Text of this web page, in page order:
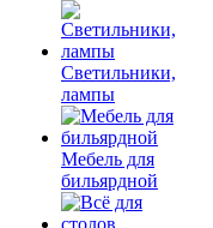
Светильники,
лампы
Мебель для
бильярдной